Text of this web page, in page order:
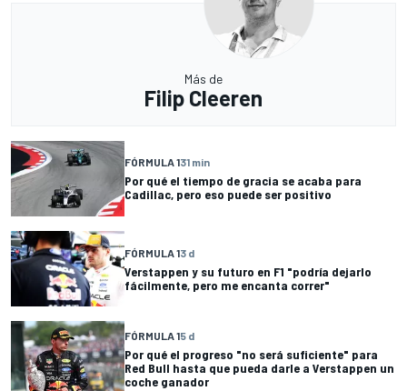
Más de
Filip Cleeren
FÓRMULA 131 min
Por qué el tiempo de gracia se acaba para
Cadillac, pero eso puede ser positivo
FÓRMULA 13 d
Verstappen y su futuro en F1 "podría dejarlo
fácilmente, pero me encanta correr"
FÓRMULA 15 d
Por qué el progreso "no será suficiente" para
Red Bull hasta que pueda darle a Verstappen un
coche ganador